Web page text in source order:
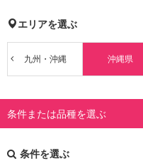
エリアを選ぶ
九州・沖縄 沖縄県
条件または品種を選ぶ
条件を選ぶ